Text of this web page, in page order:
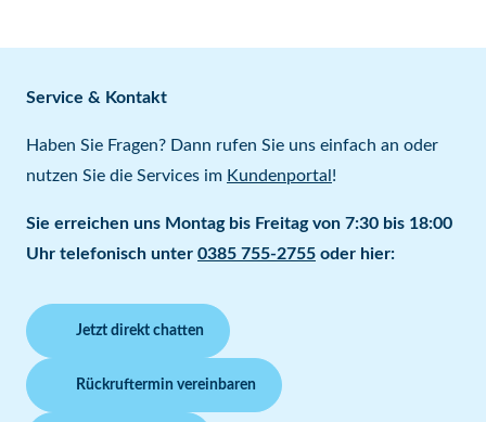
Service & Kontakt
Haben Sie Fragen? Dann rufen Sie uns einfach an oder
nutzen Sie die Services im Kundenportal !
Sie erreichen uns Montag bis Freitag von 7:30 bis 18:00
Uhr telefonisch unter 0385 755-2755 oder hier:
Jetzt direkt chatten
Rückruftermin vereinbaren